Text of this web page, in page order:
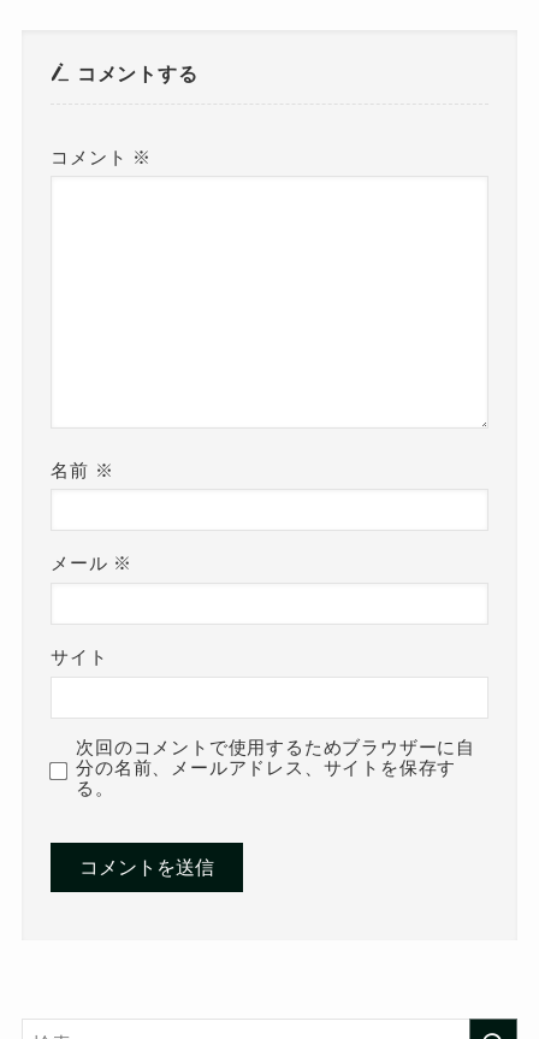
コメントする
コメント ※
名前 ※
メール ※
サイト
次回のコメントで使用するためブラウザーに自
分の名前、メールアドレス、サイトを保存す
る。